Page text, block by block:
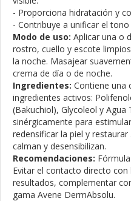
- Proporciona hidratación y
- Contribuye a unificar el tono
Modo de uso: Aplicar una o
rostro, cuello y escote
la noche. Masajear
crema de día o de noche.
Ingredientes: Contiene una
ingredientes activos:
(Bakuchiol), Glycoleol y
sinérgicamente para
redensificar la piel y
calman y desensibilizan.
Recomendaciones:
Evitar el contacto directo
resultados, complementar
gama Avene DermAbsolu.